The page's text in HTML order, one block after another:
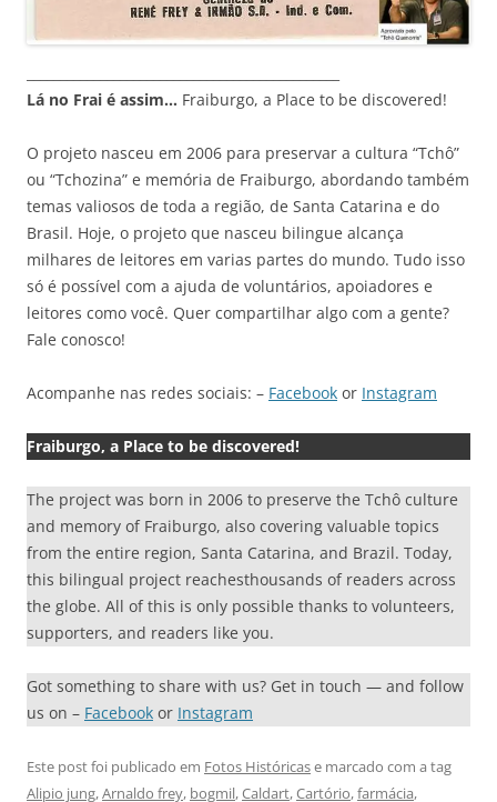
Lá no Frai é assim… Fraiburgo, a Place to be discovered!
O projeto nasceu em 2006 para preservar a cultura “Tchô”
ou “Tchozina” e memória de Fraiburgo, abordando também
temas valiosos de toda a região, de Santa Catarina e do
Brasil. Hoje, o projeto que nasceu bilingue alcança
milhares de leitores em varias partes do mundo. Tudo isso
só é possível com a ajuda de voluntários, apoiadores e
leitores como você. Quer compartilhar algo com a gente?
Fale conosco!
Acompanhe nas redes sociais: – Facebook or Instagram
Fraiburgo, a Place to be discovered!
The project was born in 2006 to preserve the Tchô culture
and memory of Fraiburgo, also covering valuable topics
from the entire region, Santa Catarina, and Brazil. Today,
this bilingual project reachesthousands of readers across
the globe. All of this is only possible thanks to volunteers,
supporters, and readers like you.
Got something to share with us? Get in touch — and follow
us on – Facebook or Instagram
Este post foi publicado em Fotos Históricase marcado com a tag
Alipio jung,Arnaldo frey, bogmil,Caldart,Cartório,farmácia,